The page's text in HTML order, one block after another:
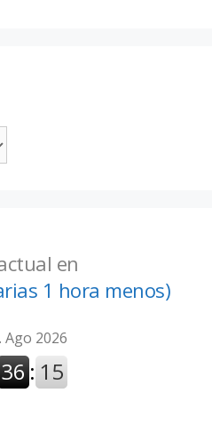
en
1 hora menos)